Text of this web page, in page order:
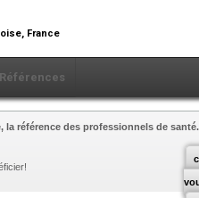
France
Références
la référence des professionnels de santé.